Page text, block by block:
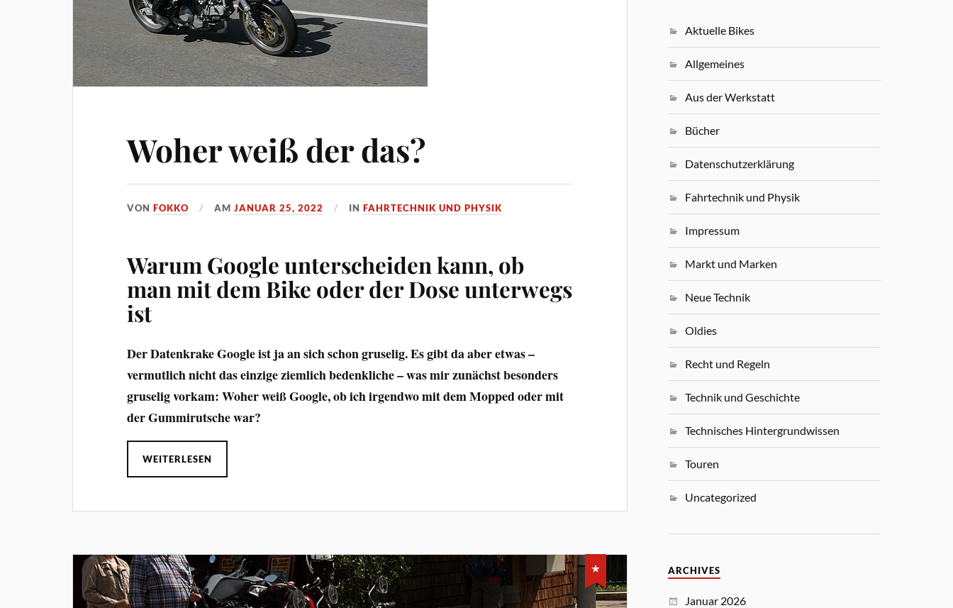
Woher weiß der das?
VONFOKKO AMJANUAR 25, 2022 INFAHRTECHNIK UND PHYSIK
Warum Google unterscheiden kann, ob
man mit dem Bike oder der Dose unterwegs
ist
Der Datenkrake Google ist ja an sich schon gruselig. Es gibt da aber etwas –
vermutlich nicht das einzige ziemlich bedenkliche – was mir zunächst besonders
gruselig vorkam: Woher weiß Google, ob ich irgendwo mit dem Mopped oder mit
der Gummirutsche war?
WEITERLESEN
Aktuelle Bikes
Allgemeines
Aus der Werkstatt
Bücher
Datenschutzerklärung
Fahrtechnik und Physik
Impressum
Markt und Marken
Neue Technik
Oldies
Recht und Regeln
Technik und Geschichte
Technisches Hintergrundwissen
Touren
Uncategorized
ARCHIVES
Januar 2026